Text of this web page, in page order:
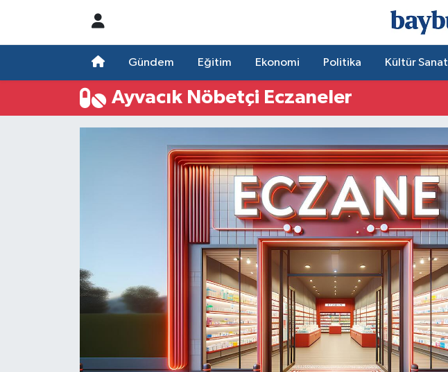
Gündem Eğitim Ekonomi Politika Kültür Sanat
Ayvacık Nöbetçi Eczaneler
Hava Durumu
Süper Lig Puan Durumu ve Fikstür
Haber Arşivi